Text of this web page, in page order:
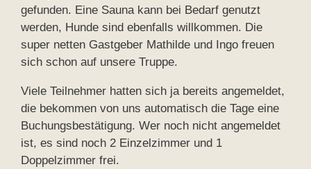
gefunden. Eine Sauna kann bei Bedarf genutzt
werden, Hunde sind ebenfalls willkommen. Die
super netten Gastgeber Mathilde und Ingo freuen
sich schon auf unsere Truppe.
Viele Teilnehmer hatten sich ja bereits angemeldet,
die bekommen von uns automatisch die Tage eine
Buchungsbestätigung. Wer noch nicht angemeldet
ist, es sind noch 2 Einzelzimmer und 1
Doppelzimmer frei.